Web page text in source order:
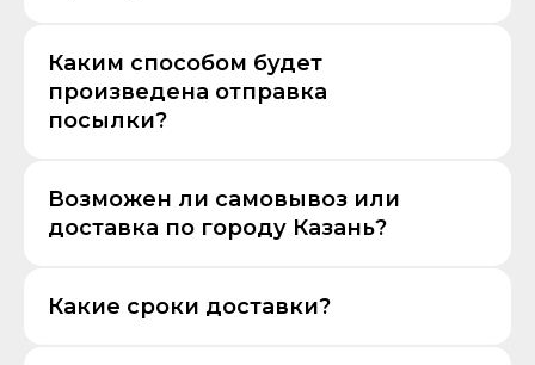
Каким способом будет
произведена отправка
посылки?
Возможен ли самовывоз или
доставка по городу Казань?
Какие сроки доставки?